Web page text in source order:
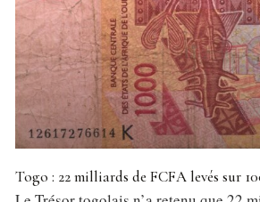
Togo : 22 milliards de FCFA levés sur